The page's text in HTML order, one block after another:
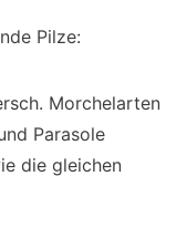
Pilze:
Morchelarten
Parasole
die gleichen